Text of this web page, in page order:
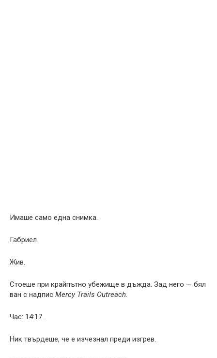
Имаше само една снимка.
Габриел.
Жив.
Стоеше при крайпътно убежище в дъжда. Зад него — бял
ван с надпис Mercy Trails Outreach.
Час: 14:17.
Ник твърдеше, че е изчезнал преди изгрев.